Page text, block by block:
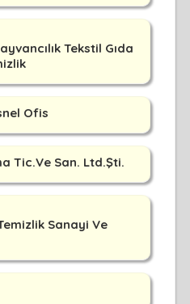
Tekstil Gıda
Ofis
Tic.Ve San. Ltd.Şti.
Sanayi Ve